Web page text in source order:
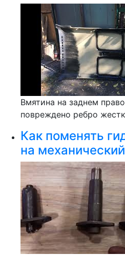
Вмятина на заднем
повреждено ребро
Как поменять
на